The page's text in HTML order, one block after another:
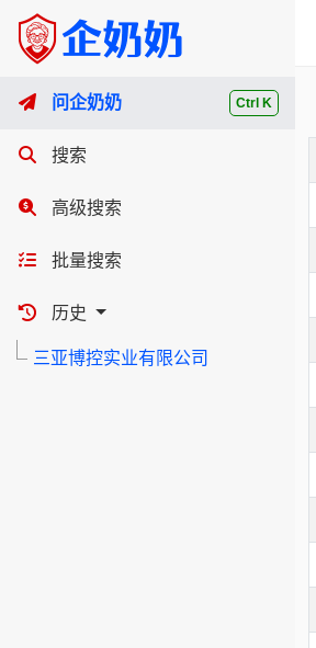
Ctrl K
问企奶奶
搜索
高级搜索
批量搜索
历史
三亚博控实业有限公司